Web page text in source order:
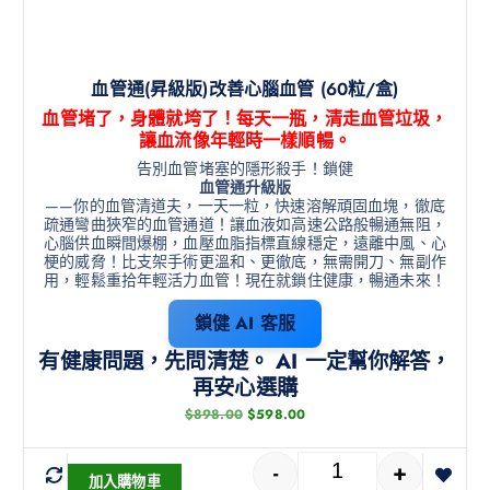
血管通(昇級版)改善心腦血管 (60粒/盒)
血管堵了，身體就垮了！每天一瓶，清走血管垃圾，
讓血流像年輕時一樣順暢。
告別血管堵塞的隱形殺手！鎖健
血管通升級版
——你的血管清道夫，一天一粒，快速溶解頑固血塊，徹底
疏通彎曲狹窄的血管通道！讓血液如高速公路般暢通無阻，
心腦供血瞬間爆棚，血壓血脂指標直線穩定，遠離中風、心
梗的威脅！比支架手術更溫和、更徹底，無需開刀、無副作
用，輕鬆重拾年輕活力血管！現在就鎖住健康，暢通未來！
鎖健 AI 客服
有健康問題，先問清楚。 AI 一定幫你解答，
再安心選購
$898.00 $598.00
- +
加入購物車